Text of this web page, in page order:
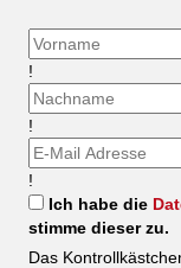
!
!
!
Ich habe die
stimme dieser zu.
Das